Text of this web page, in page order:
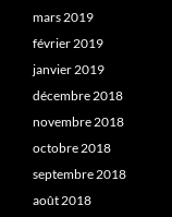
mars 2019
février 2019
janvier 2019
décembre 2018
novembre 2018
octobre 2018
septembre 2018
août 2018